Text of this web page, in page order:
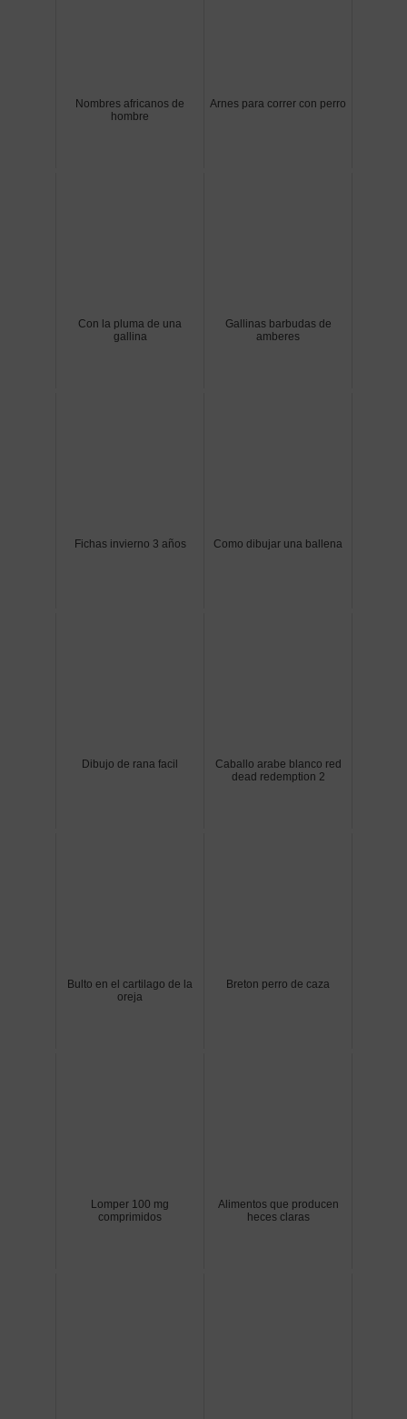
Nombres africanos de
hombre
Arnes para correr con perro
Con la pluma de una
gallina
Gallinas barbudas de
amberes
Fichas invierno 3 años Como dibujar una ballena
Dibujo de rana facil
Caballo arabe blanco red
dead redemption 2
Bulto en el cartilago de la
oreja
Breton perro de caza
Lomper 100 mg
comprimidos
Alimentos que producen
heces claras